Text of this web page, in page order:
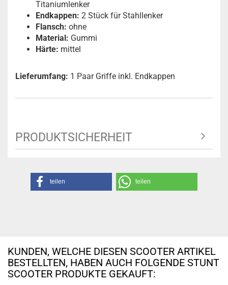
Titaniumlenker
Endkappen: 2 Stück für Stahllenker
Flansch: ohne
Material: Gummi
Härte: mittel
Lieferumfang: 1 Paar Griffe inkl. Endkappen
PRODUKTSICHERHEIT
teilen teilen
KUNDEN, WELCHE DIESEN SCOOTER ARTIKEL
BESTELLTEN, HABEN AUCH FOLGENDE STUNT
SCOOTER PRODUKTE GEKAUFT: